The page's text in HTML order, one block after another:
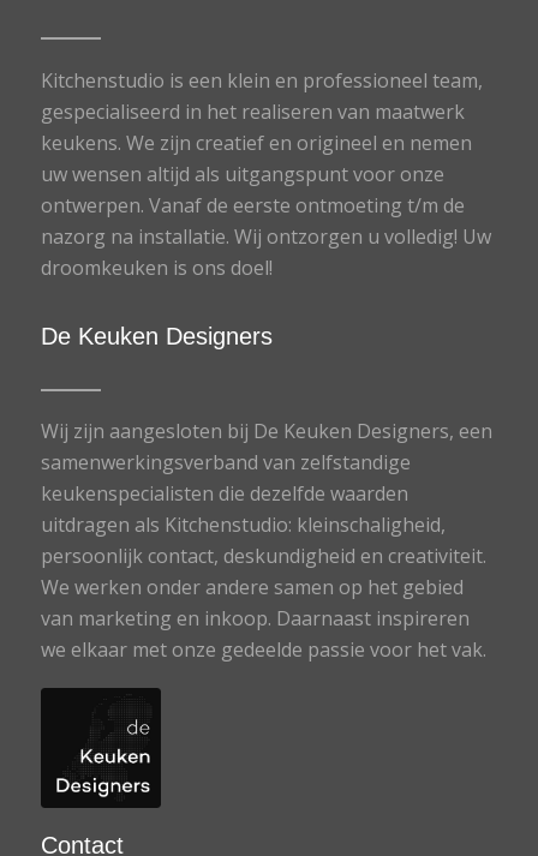
Kitchenstudio is een klein en professioneel team,
gespecialiseerd in het realiseren van maatwerk
keukens. We zijn creatief en origineel en nemen
uw wensen altijd als uitgangspunt voor onze
ontwerpen. Vanaf de eerste ontmoeting t/m de
nazorg na installatie. Wij ontzorgen u volledig! Uw
droomkeuken is ons doel!
De Keuken Designers
Wij zijn aangesloten bij De Keuken Designers, een
samenwerkingsverband van zelfstandige
keukenspecialisten die dezelfde waarden
uitdragen als Kitchenstudio: kleinschaligheid,
persoonlijk contact, deskundigheid en creativiteit.
We werken onder andere samen op het gebied
van marketing en inkoop. Daarnaast inspireren
we elkaar met onze gedeelde passie voor het vak.
Contact